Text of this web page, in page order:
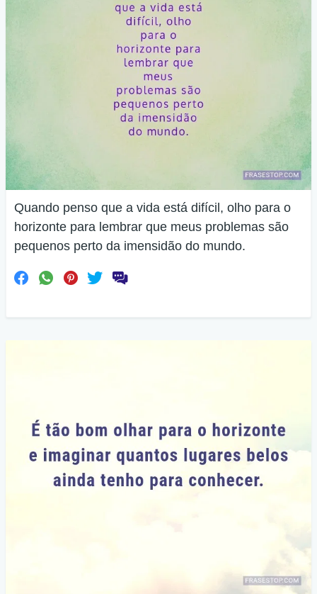
Quando penso que a vida está difícil, olho para o
horizonte para lembrar que meus problemas são
pequenos perto da imensidão do mundo.